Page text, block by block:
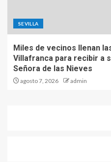
SEVILLA
Miles de vecinos llenan
Villafranca para recibir a
Señora de las Nieves
agosto 7, 2026 admin